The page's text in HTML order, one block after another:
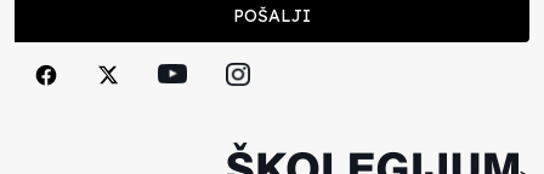
POŠALJI